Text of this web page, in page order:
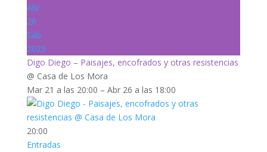
Abr
26
Sáb
2025
Digo Diego – Paisajes, encofrados y otras resistencias
@ Casa de Los Mora
Mar 21 a las 20:00 – Abr 26 a las 18:00
20:00
Entradas